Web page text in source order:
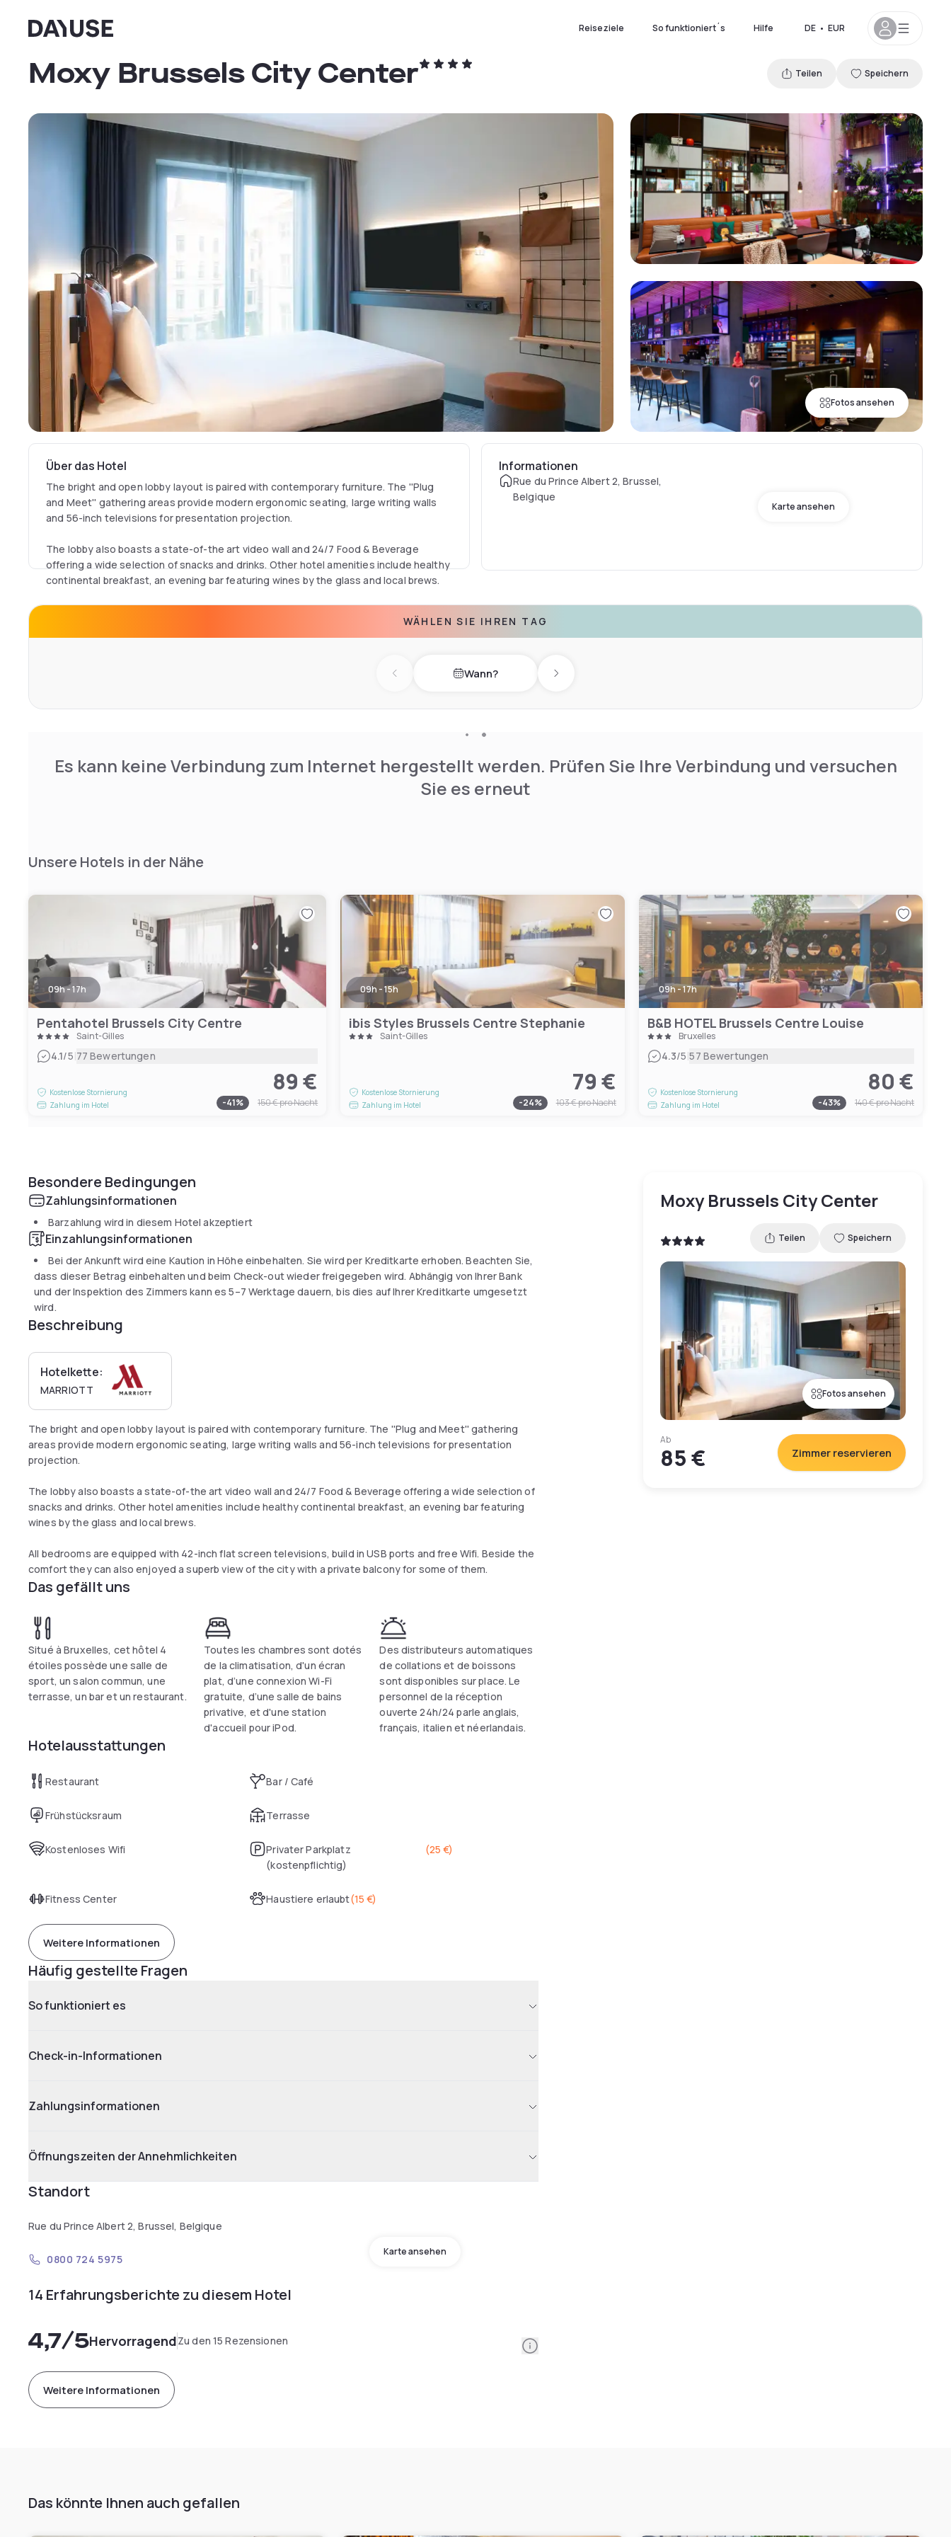
Dayuse Reiseziele So funktioniert´s Hilfe DE • EUR
Fotos ansehen
Moxy Brussels City Center Teilen Speichern
Über das Hotel
The bright and open lobby layout is paired with contemporary furniture. The ''Plug
and Meet'' gathering areas provide modern ergonomic seating, large writing walls
and 56-inch televisions for presentation projection.
The lobby also boasts a state-of-the art video wall and 24/7 Food & Beverage
offering a wide selection of snacks and drinks. Other hotel amenities include healthy
continental breakfast, an evening bar featuring wines by the glass and local brews.
and free Wifi. Beside the comfort they can also enjoyed a superb view of the city
with a private balcony for some of them.
Informationen
Rue du Prince Albert 2, Brussel,
Belgique
Karte ansehen
WÄHLEN SIE IHREN TAG
Previous day Wann? Next day
Es kann keine Verbindung zum Internet hergestellt werden. Prüfen Sie Ihre Verbindung und versuchen
Sie es erneut
Unsere Hotels in der Nähe
09h - 17h
Pentahotel Brussels City Centre
Saint-Gilles
4.1/5|77 Bewertungen
Kostenlose Stornierung
Zahlung im Hotel
89 €
-41% 150 €pro Nacht
09h - 15h
ibis Styles Brussels Centre Stephanie
Saint-Gilles
Kostenlose Stornierung
Zahlung im Hotel
79 €
-24% 103 €pro Nacht
09h - 17h
B&B HOTEL Brussels Centre Louise
Bruxelles
4.3/5|57 Bewertungen
Kostenlose Stornierung
Zahlung im Hotel
80 €
-43% 140 €pro Nacht
Besondere Bedingungen
Zahlungsinformationen
Barzahlung wird in diesem Hotel akzeptiert
Einzahlungsinformationen
Bei der Ankunft wird eine Kaution in Höhe einbehalten. Sie wird per Kreditkarte erhoben. Beachten Sie,
dass dieser Betrag einbehalten und beim Check-out wieder freigegeben wird. Abhängig von Ihrer Bank
und der Inspektion des Zimmers kann es 5–7 Werktage dauern, bis dies auf Ihrer Kreditkarte umgesetzt
wird.
Beschreibung
Hotelkette:
MARRIOTT
The bright and open lobby layout is paired with contemporary furniture. The ''Plug and Meet'' gathering
areas provide modern ergonomic seating, large writing walls and 56-inch televisions for presentation
projection.
The lobby also boasts a state-of-the art video wall and 24/7 Food & Beverage offering a wide selection of
snacks and drinks. Other hotel amenities include healthy continental breakfast, an evening bar featuring
wines by the glass and local brews.
All bedrooms are equipped with 42-inch flat screen televisions, build in USB ports and free Wifi. Beside the
comfort they can also enjoyed a superb view of the city with a private balcony for some of them.
Das gefällt uns
Situé à Bruxelles, cet hôtel 4
étoiles possède une salle de
sport, un salon commun, une
terrasse, un bar et un restaurant.
Toutes les chambres sont dotés
de la climatisation, d'un écran
plat, d’une connexion Wi-Fi
gratuite, d’une salle de bains
privative, et d'une station
d'accueil pour iPod.
Des distributeurs automatiques
de collations et de boissons
sont disponibles sur place. Le
personnel de la réception
ouverte 24h/24 parle anglais,
français, italien et néerlandais.
Hotelausstattungen
Restaurant Bar / Café
Frühstücksraum Terrasse
Kostenloses Wifi
Privater Parkplatz
(kostenpflichtig)
(25 €)
Fitness Center Haustiere erlaubt(15 €)
Weitere Informationen
Häufig gestellte Fragen
So funktioniert es
Check-in-Informationen
Zahlungsinformationen
Öffnungszeiten der Annehmlichkeiten
Standort
Rue du Prince Albert 2, Brussel, Belgique
Karte ansehen
0800 724 5975
14 Erfahrungsberichte zu diesem Hotel
4,7/5HervorragendZu den 15 Rezensionen Information
Weitere Informationen
Moxy Brussels City Center
Teilen Speichern
Fotos ansehen
Ab
85 € Zimmer reservieren
Das könnte Ihnen auch gefallen